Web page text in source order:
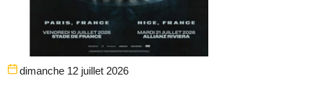
dimanche 12 juillet 2026